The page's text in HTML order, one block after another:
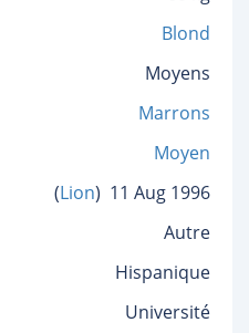
Blond
Moyens
Marrons
Moyen
(Lion) 11 Aug 1996
Autre
Hispanique
Université